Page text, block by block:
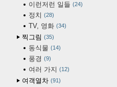
이런저런 일들 24
정치 28
TV, 영화 34
찍그림 35
동식물 14
풍경 9
여러 가지 12
여객열차 91